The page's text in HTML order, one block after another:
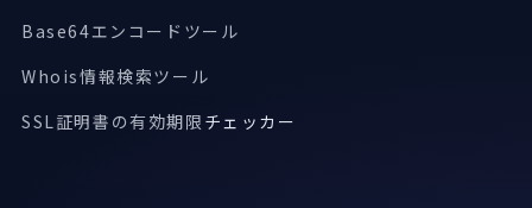
Base64エンコードツール
Whois情報検索ツール
SSL証明書の有効期限 チェッカー